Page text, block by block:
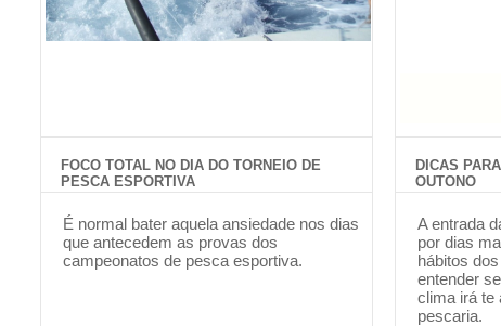
FOCO TOTAL NO DIA DO TORNEIO DE
PESCA ESPORTIVA
É normal bater aquela ansiedade nos dias
que antecedem as provas dos
campeonatos de pesca esportiva.
DICAS
OUTONO
A entrada
por dias
hábitos
entender
clima irá te
pescaria.